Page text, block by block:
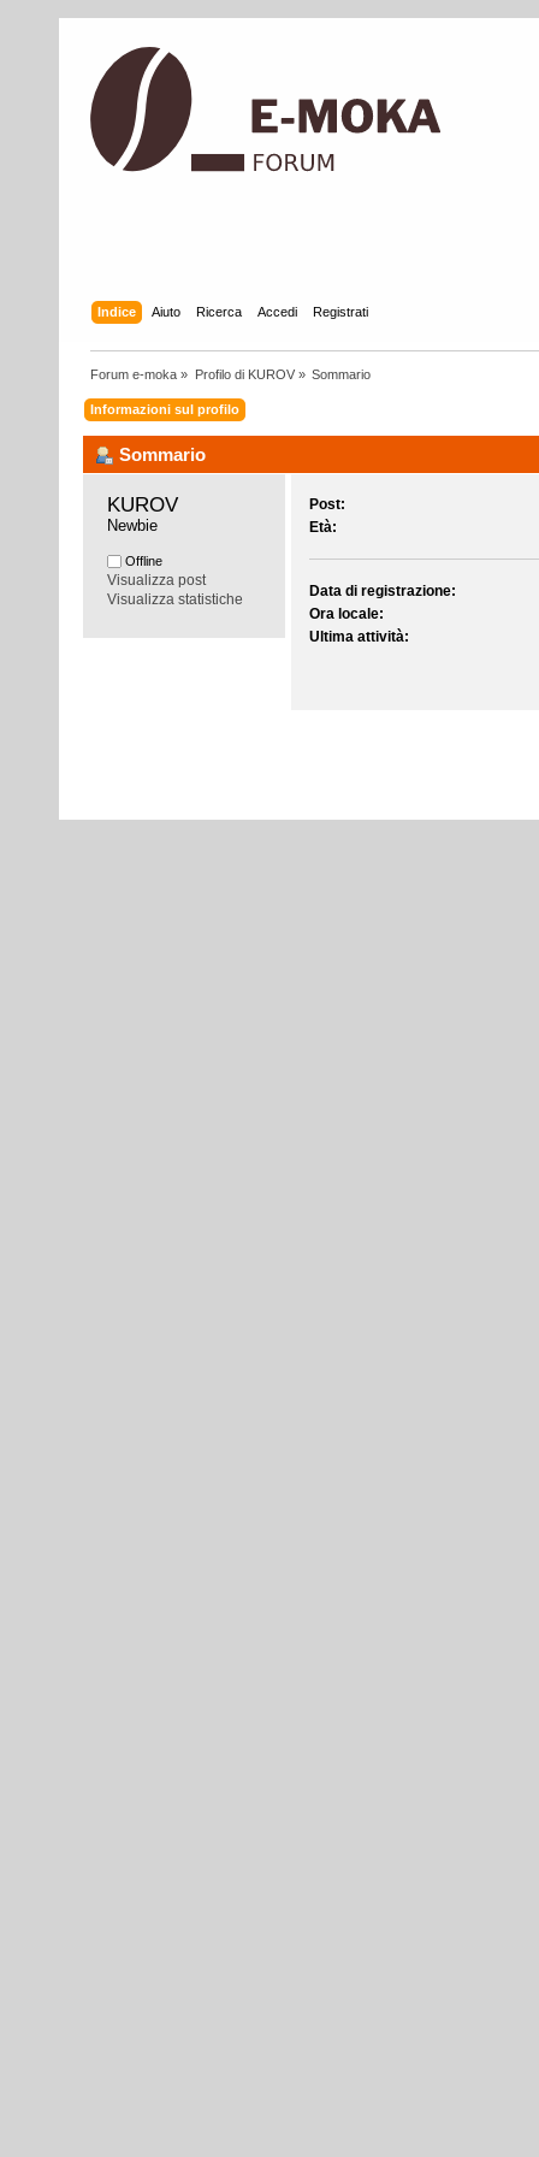
Indice Aiuto Ricerca Accedi Registrati
Forum e-moka » Profilo di KUROV» Sommario
Informazioni sul profilo
Sommario
KUROV
Newbie
Offline
Visualizza post
Visualizza statistiche
Post:
Età:
Data di registrazione:
Ora locale:
Ultima attività: